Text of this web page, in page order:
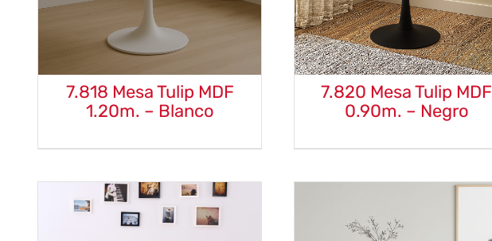
7.818 Mesa Tulip MDF
1.20m. – Blanco
7.820 Mesa Tulip MDF
0.90m. – Negro